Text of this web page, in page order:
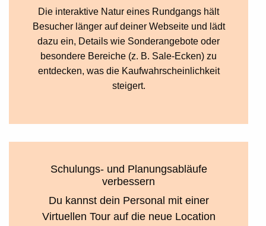
Die interaktive Natur eines Rundgangs hält
Besucher länger auf deiner Webseite und lädt
dazu ein, Details wie Sonderangebote oder
besondere Bereiche (z. B. Sale-Ecken) zu
entdecken, was die Kaufwahrscheinlichkeit
steigert.
Schulungs- und Planungsabläufe
verbessern
Du kannst dein Personal mit einer
Virtuellen Tour auf die neue Location